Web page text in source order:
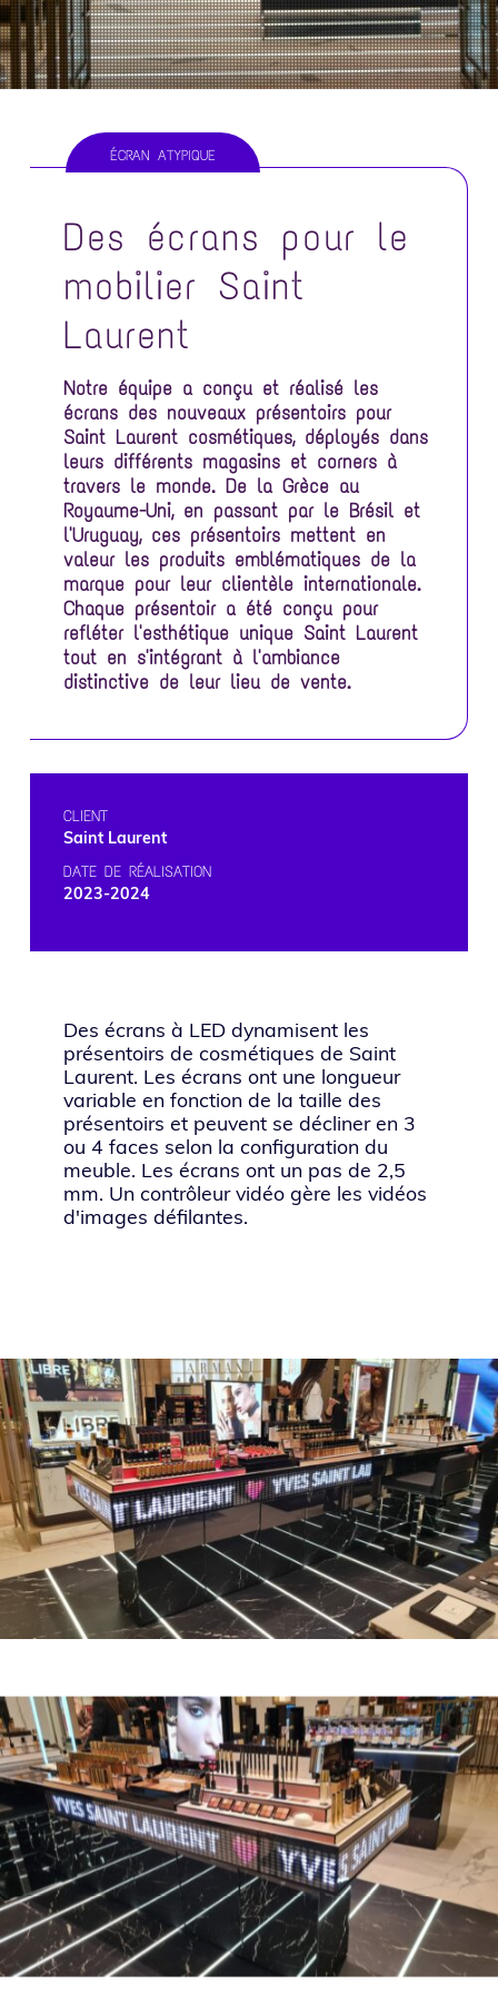
o
n
p
r
i
n
c
i
e
ÉCRAN ATYPIQUE
Des écrans pour le
mobilier Saint
Laurent
Notre équipe a conçu et réalisé les
écrans des nouveaux présentoirs pour
Saint Laurent cosmétiques, déployés dans
leurs différents magasins et corners à
travers le monde. De la Grèce au
Royaume-Uni, en passant par le Brésil et
l'Uruguay, ces présentoirs mettent en
valeur les produits emblématiques de la
marque pour leur clientèle internationale.
Chaque présentoir a été conçu pour
refléter l'esthétique unique Saint Laurent
tout en s'intégrant à l'ambiance
distinctive de leur lieu de vente.
CLIENT
Saint Laurent
DATE DE RÉALISATION
2023-2024
Des écrans à LED dynamisent les
présentoirs de cosmétiques de Saint
Laurent. Les écrans ont une longueur
variable en fonction de la taille des
présentoirs et peuvent se décliner en 3
ou 4 faces selon la configuration du
meuble. Les écrans ont un pas de 2,5
mm. Un contrôleur vidéo gère les vidéos
d'images défilantes.